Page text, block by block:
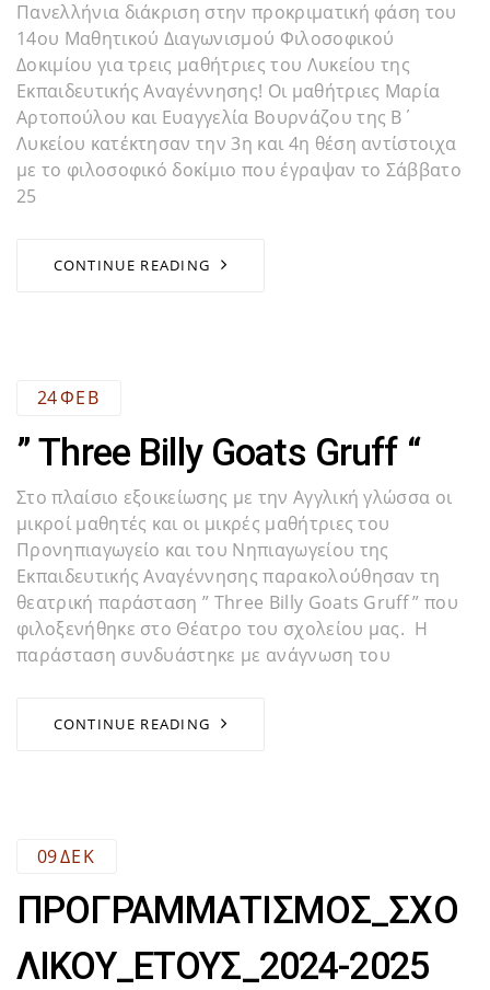
Πανελλήνια διάκριση στην προκριματική φάση του
14ου Μαθητικού Διαγωνισμού Φιλοσοφικού
Δοκιμίου για τρεις μαθήτριες του Λυκείου της
Εκπαιδευτικής Αναγέννησης! Οι μαθήτριες Μαρία
Αρτοπούλου και Ευαγγελία Βουρνάζου της Β΄
Λυκείου κατέκτησαν την 3η και 4η θέση αντίστοιχα
με το φιλοσοφικό δοκίμιο που έγραψαν το Σάββατο
25
CONTINUE READING
24ΦΕΒ
” Three Billy Goats Gruff “
Στο πλαίσιο εξοικείωσης με την Αγγλική γλώσσα οι
μικροί μαθητές και οι μικρές μαθήτριες του
Προνηπιαγωγείο και του Νηπιαγωγείου της
Εκπαιδευτικής Αναγέννησης παρακολούθησαν τη
θεατρική παράσταση ” Three Billy Goats Gruff ” που
φιλοξενήθηκε στο Θέατρο του σχολείου μας. Η
παράσταση συνδυάστηκε με ανάγνωση του
CONTINUE READING
09ΔΕΚ
ΠΡΟΓΡΑΜΜΑΤΙΣΜΟΣ_ΣΧΟ
ΛΙΚΟΥ_ΕΤΟΥΣ_2024-2025